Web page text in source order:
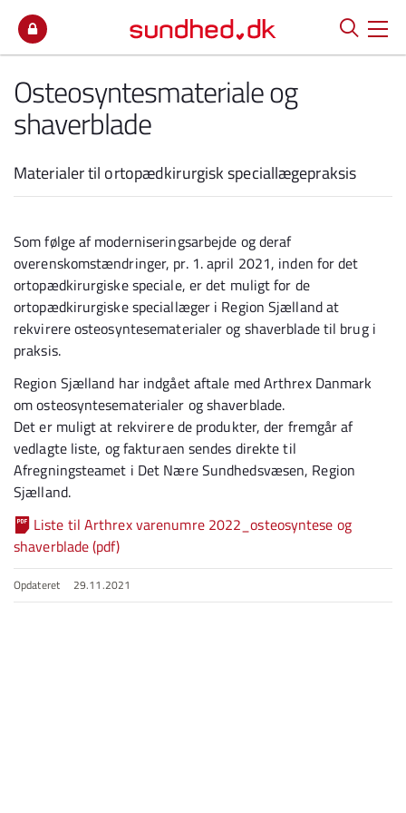
Osteosyntesmateriale og
shaverblade
Materialer til ortopædkirurgisk speciallægepraksis
Som følge af moderniseringsarbejde og deraf
overenskomstændringer, pr. 1. april 2021, inden for det
ortopædkirurgiske speciale, er det muligt for de
ortopædkirurgiske speciallæger i Region Sjælland at
rekvirere osteosyntesematerialer og shaverblade til brug i
praksis.
Region Sjælland har indgået aftale med Arthrex Danmark
om osteosyntesematerialer og shaverblade.
Det er muligt at rekvirere de produkter, der fremgår af
vedlagte liste, og fakturaen sendes direkte til
Afregningsteamet i Det Nære Sundhedsvæsen, Region
Sjælland.
Liste til Arthrex varenumre 2022_osteosyntese og
shaverblade (pdf)
Opdateret 29.11.2021